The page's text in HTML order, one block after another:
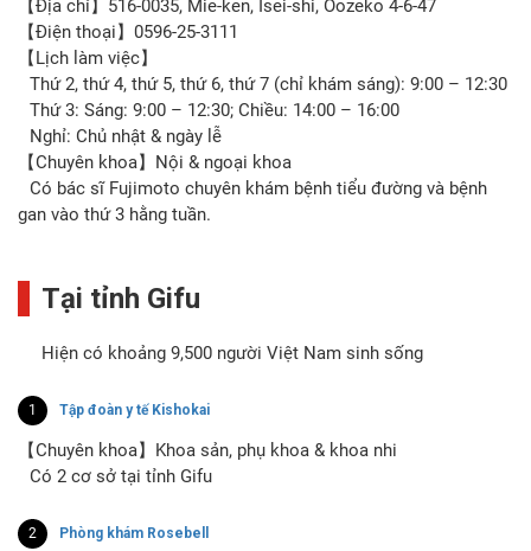
【Địa chỉ】516-0035, Mie-ken, Isei-shi, Oozeko 4-6-47
【Điện thoại】0596-25-3111
【Lịch làm việc】
Thứ 2, thứ 4, thứ 5, thứ 6, thứ 7 (chỉ khám sáng): 9:00 – 12:30
Thứ 3: Sáng: 9:00 – 12:30; Chiều: 14:00 – 16:00
Nghỉ: Chủ nhật & ngày lễ
【Chuyên khoa】Nội & ngoại khoa
Có bác sĩ Fujimoto chuyên khám bệnh tiểu đường và bệnh
gan vào thứ 3 hằng tuần.
Tại tỉnh Gifu
Hiện có khoảng 9,500 người Việt Nam sinh sống
1 Tập đoàn y tế Kishokai
【Chuyên khoa】Khoa sản, phụ khoa & khoa nhi
Có 2 cơ sở tại tỉnh Gifu
2 Phòng khám Rosebell